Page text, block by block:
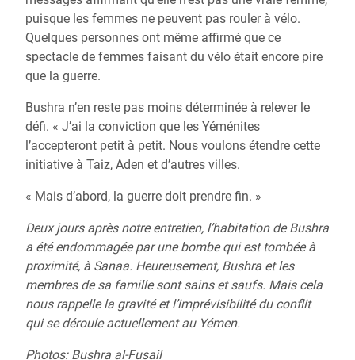
puisque les femmes ne peuvent pas rouler à vélo.
Quelques personnes ont même affirmé que ce
spectacle de femmes faisant du vélo était encore pire
que la guerre.
Bushra n’en reste pas moins déterminée à relever le
défi. « J’ai la conviction que les Yéménites
l’accepteront petit à petit. Nous voulons étendre cette
initiative à Taiz, Aden et d’autres villes.
« Mais d’abord, la guerre doit prendre fin. »
Deux jours après notre entretien, l’habitation de Bushra
a été endommagée par une bombe qui est tombée à
proximité, à Sanaa. Heureusement, Bushra et les
membres de sa famille sont sains et saufs. Mais cela
nous rappelle la gravité et l’imprévisibilité du conflit
qui se déroule actuellement au Yémen.
Photos: Bushra al-Fusail